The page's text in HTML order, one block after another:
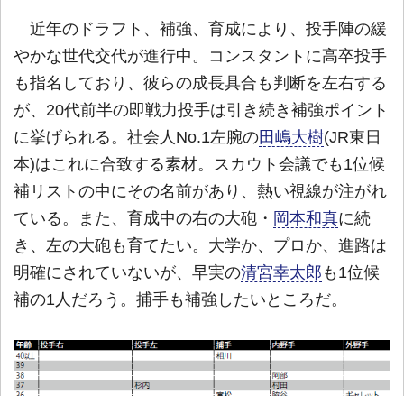
近年のドラフト、補強、育成により、投手陣の緩
やかな世代交代が進行中。コンスタントに高卒投手
も指名しており、彼らの成長具合も判断を左右する
が、20代前半の即戦力投手は引き続き補強ポイント
に挙げられる。社会人No.1左腕の田嶋大樹(JR東日
本)はこれに合致する素材。スカウト会議でも1位候
補リストの中にその名前があり、熱い視線が注がれ
ている。また、育成中の右の大砲・ 岡本和真に続
き、左の大砲も育てたい。大学か、プロか、進路は
明確にされていないが、早実の清宮幸太郎 も1位候
補の1人だろう。捕手も補強したいところだ。